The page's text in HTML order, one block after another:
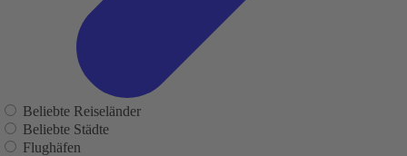
Beliebte Reiseländer
Beliebte Städte
Flughäfen